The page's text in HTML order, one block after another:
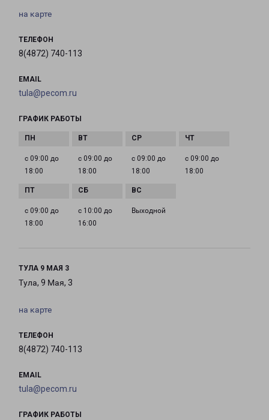
на карте
ТЕЛЕФОН
8(4872) 740-113
EMAIL
tula@pecom.ru
ГРАФИК РАБОТЫ
с 09:00 до
18:00
с 09:00 до
18:00
с 09:00 до
18:00
с 09:00 до
18:00
с 09:00 до
18:00
с 10:00 до
16:00
Выходной
ТУЛА 9 МАЯ 3
Тула, 9 Мая, 3
на карте
ТЕЛЕФОН
8(4872) 740-113
EMAIL
tula@pecom.ru
ГРАФИК РАБОТЫ